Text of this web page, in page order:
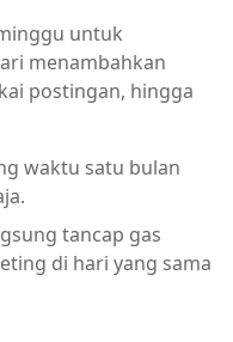
untuk
menambahkan
postingan, hingga
waktu satu bulan
tancap gas
di hari yang sama